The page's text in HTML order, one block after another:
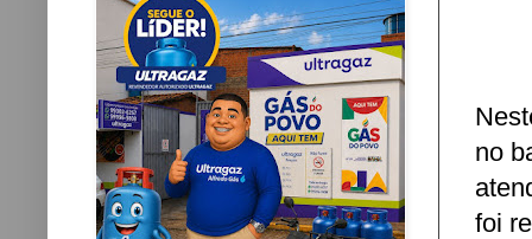
no
foi